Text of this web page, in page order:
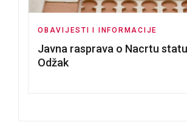
OBAVIJESTI I INFORMACIJE
Javna rasprava o Nacrtu
Odžak